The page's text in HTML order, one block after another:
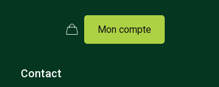
Mon compte
Contact